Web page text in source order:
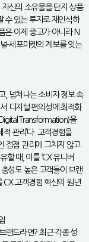
신의 소유물을 단지 상품
수 있는 투자로 재인식하
은 이제 중고가 아니라 N
-세포마켓의 계보를 잇는
, 넘쳐나는 소비자 정보 속
디지털 편의성에 최적화
Transformation)을
관리’다. 고객경험을
접점 관리에 그치지 않고
할 때, 이를 ‘CX 유니버
충성도 높은 고객들이 브랜
CX 고객경험 혁신의 원년
랜드라면? 최근 각종 성